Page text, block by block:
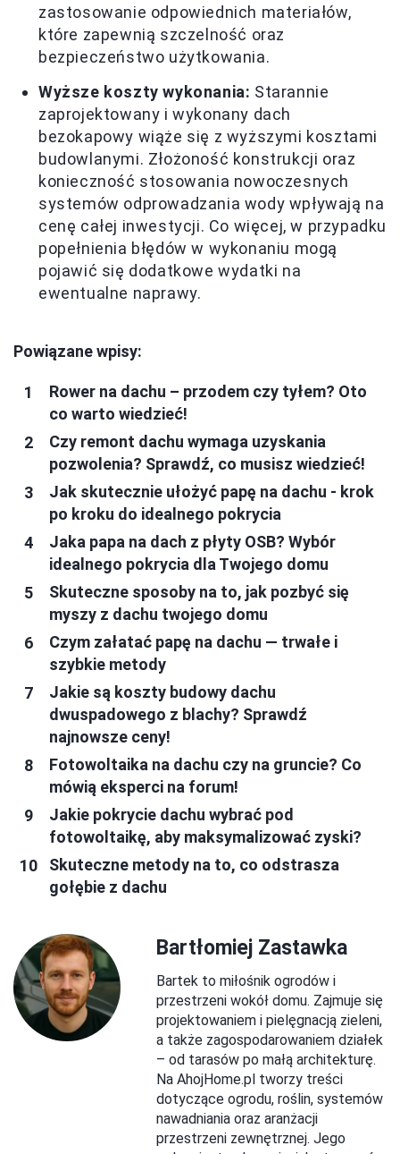
zastosowanie odpowiednich materiałów,
które zapewnią szczelność oraz
bezpieczeństwo użytkowania.
Wyższe koszty wykonania: Starannie
zaprojektowany i wykonany dach
bezokapowy wiąże się z wyższymi kosztami
budowlanymi. Złożoność konstrukcji oraz
konieczność stosowania nowoczesnych
systemów odprowadzania wody wpływają na
cenę całej inwestycji. Co więcej, w przypadku
popełnienia błędów w wykonaniu mogą
pojawić się dodatkowe wydatki na
ewentualne naprawy.
Powiązane wpisy:
Rower na dachu – przodem czy tyłem? Oto
co warto wiedzieć!
Czy remont dachu wymaga uzyskania
pozwolenia? Sprawdź, co musisz wiedzieć!
Jak skutecznie ułożyć papę na dachu - krok
po kroku do idealnego pokrycia
Jaka papa na dach z płyty OSB? Wybór
idealnego pokrycia dla Twojego domu
Skuteczne sposoby na to, jak pozbyć się
myszy z dachu twojego domu
Czym załatać papę na dachu — trwałe i
szybkie metody
Jakie są koszty budowy dachu
dwuspadowego z blachy? Sprawdź
najnowsze ceny!
Fotowoltaika na dachu czy na gruncie? Co
mówią eksperci na forum!
Jakie pokrycie dachu wybrać pod
fotowoltaikę, aby maksymalizować zyski?
Skuteczne metody na to, co odstrasza
gołębie z dachu
Bartłomiej Zastawka
Bartek to miłośnik ogrodów i
przestrzeni wokół domu. Zajmuje się
projektowaniem i pielęgnacją zieleni,
a także zagospodarowaniem działek
– od tarasów po małą architekturę.
Na AhojHome.pl tworzy treści
dotyczące ogrodu, roślin, systemów
nawadniania oraz aranżacji
przestrzeni zewnętrznej. Jego